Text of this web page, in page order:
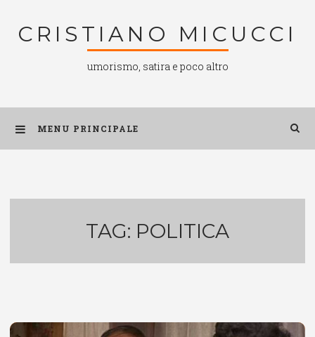
CRISTIANO MICUCCI
umorismo, satira e poco altro
MENU PRINCIPALE
TAG: POLITICA